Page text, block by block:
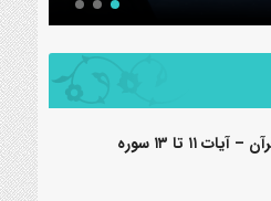
تفسیر قرآن – آیات ۱۱ تا ۱۳ سوره